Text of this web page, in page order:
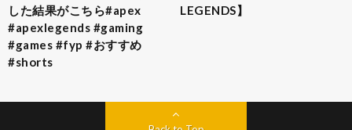
した結果がこちら#apex
#apexlegends #gaming
#games #fyp #おすすめ
#shorts
LEGENDS】